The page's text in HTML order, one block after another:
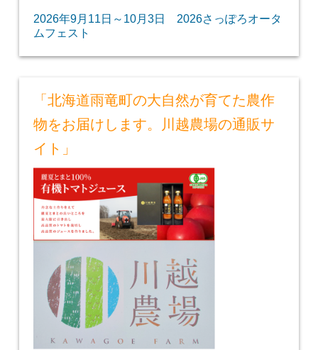
2026年9月11日～10月3日 2026さっぽろオータ
ムフェスト
「北海道雨竜町の大自然が育てた農作
物をお届けします。川越農場の通販サ
イト」